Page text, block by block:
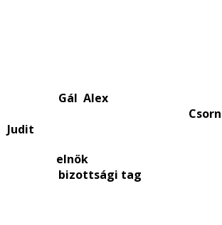
Gál
Csornainé
Judit
bizottsági tag